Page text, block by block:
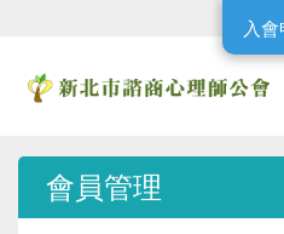
入
會員管理